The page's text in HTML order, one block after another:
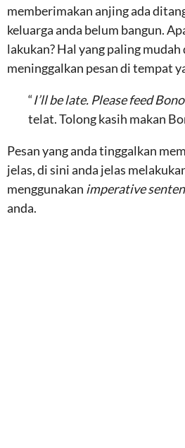
memberimakan anjing ada
keluarga anda belum bangun.
lakukan? Hal yang paling
meninggalkan pesan di tempat
“I’ll be late. Please feed
telat. Tolong kasih makan
Pesan yang anda tinggalkan
jelas, di sini anda jelas
menggunakan imperative
anda.